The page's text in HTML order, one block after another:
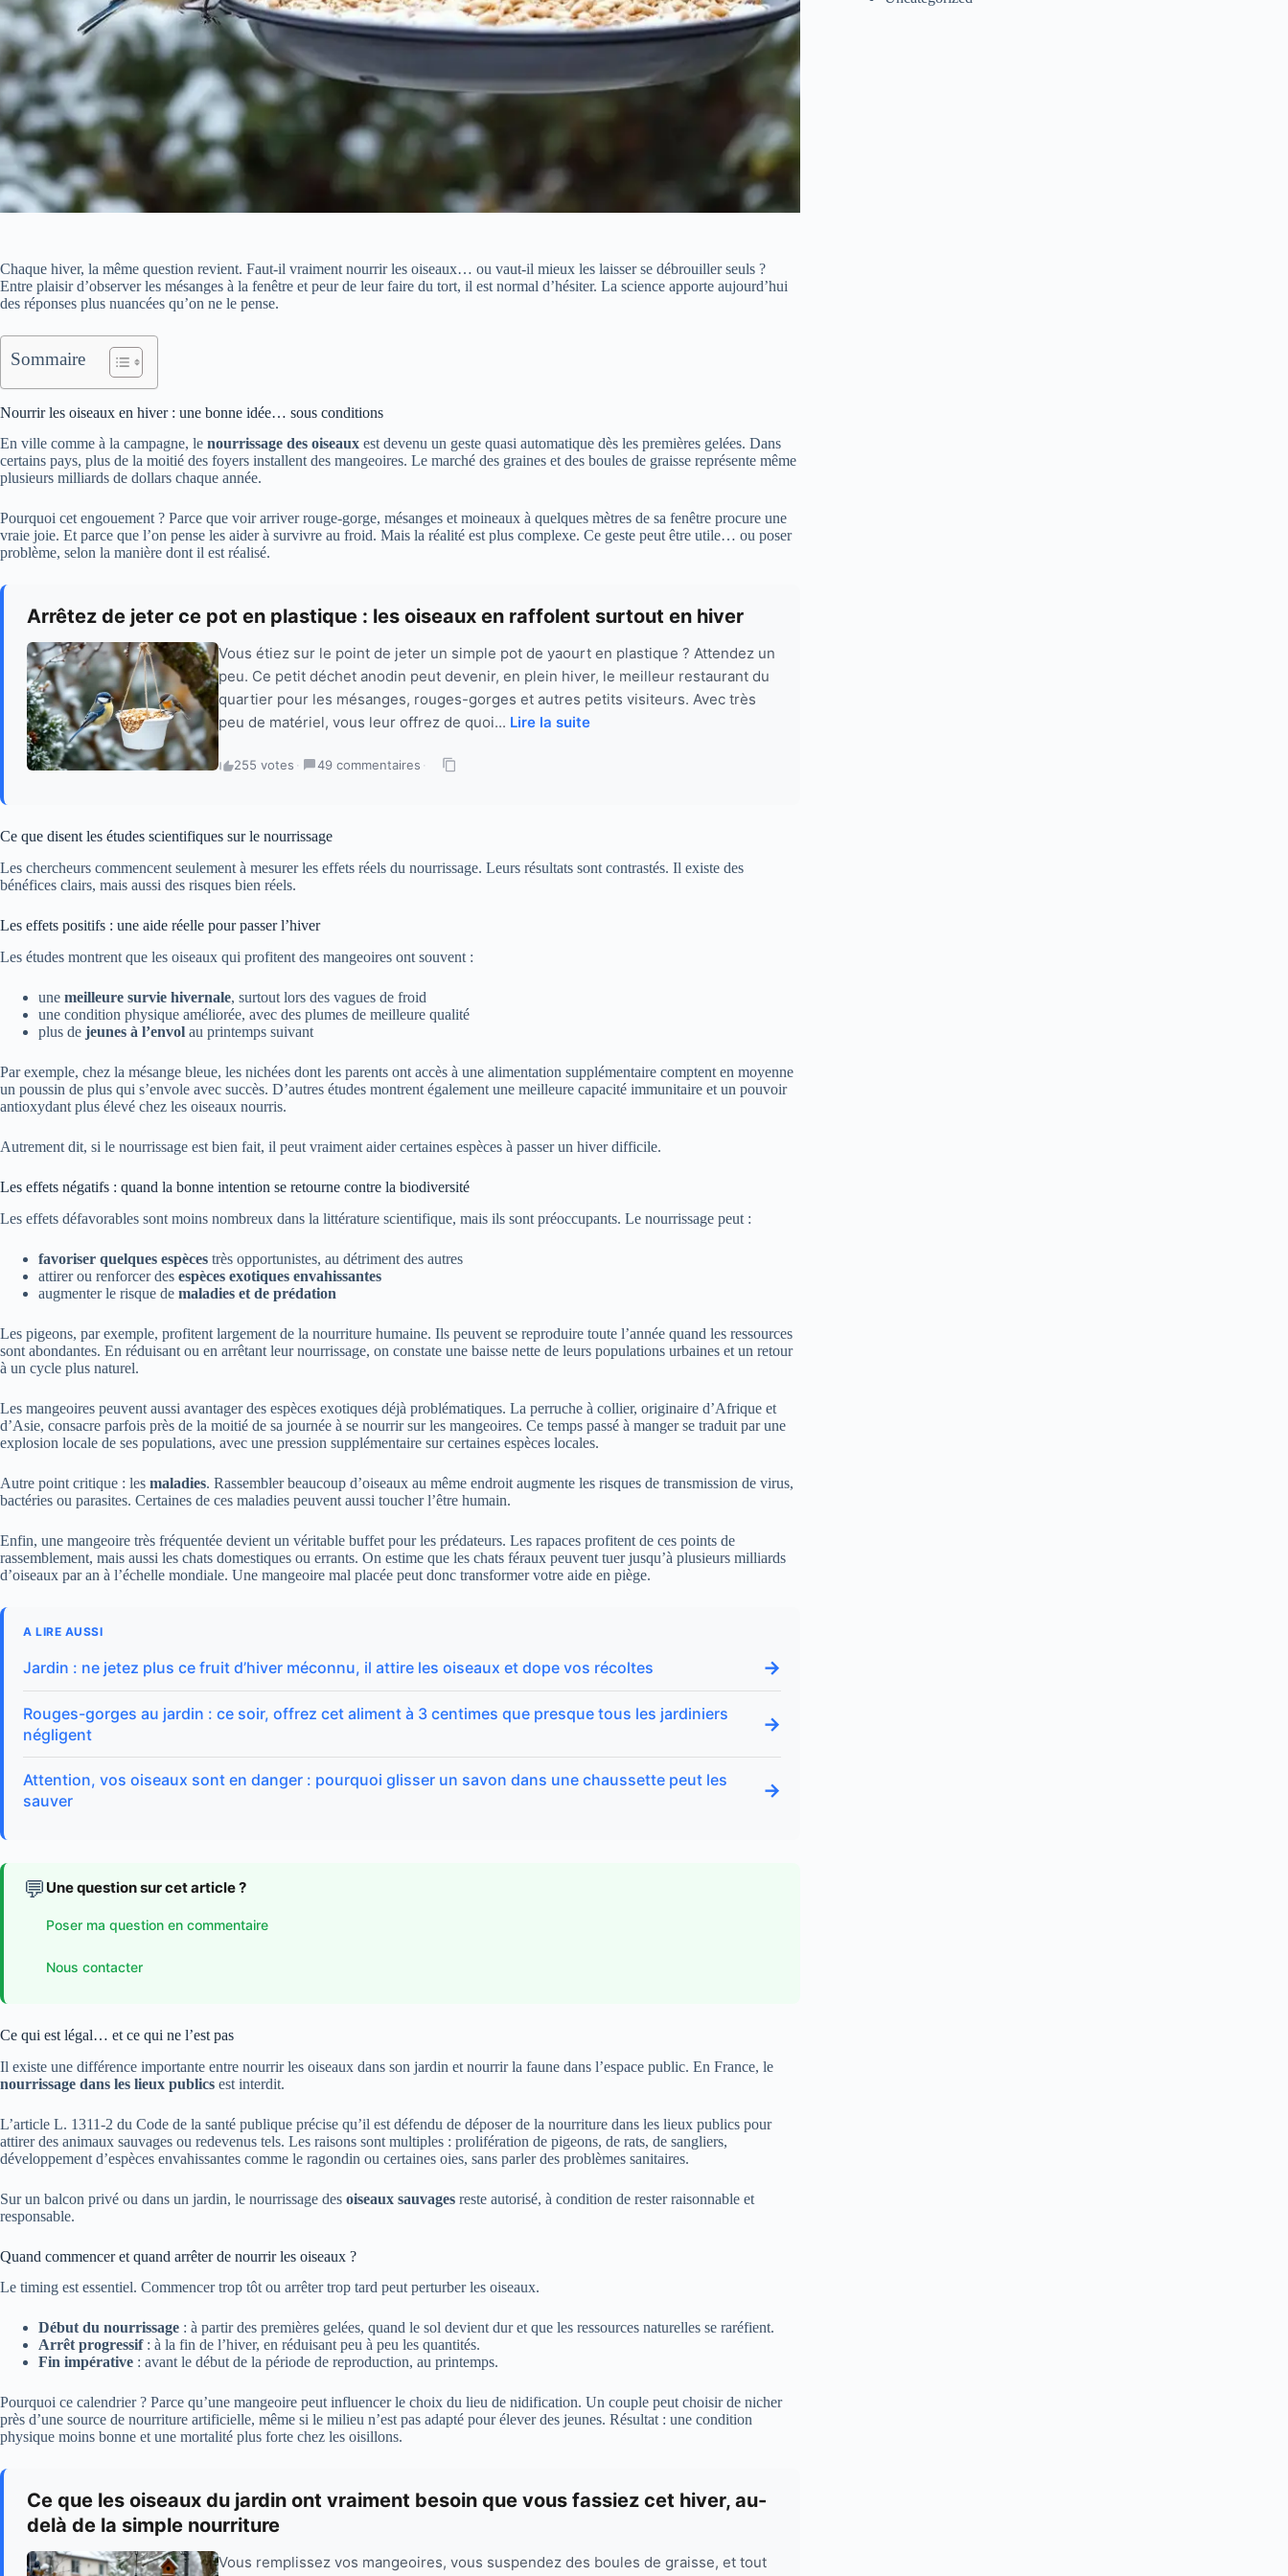
Chaque hiver, la même question revient. Faut-il vraiment nourrir les oiseaux… ou vaut-il mieux les laisser se débrouiller seuls ?
Entre plaisir d’observer les mésanges à la fenêtre et peur de leur faire du tort, il est normal d’hésiter. La science apporte aujourd’hui
des réponses plus nuancées qu’on ne le pense.
Sommaire
Nourrir les oiseaux en hiver : une bonne idée… sous conditions
En ville comme à la campagne, le nourrissage des oiseaux est devenu un geste quasi automatique dès les premières gelées. Dans
certains pays, plus de la moitié des foyers installent des mangeoires. Le marché des graines et des boules de graisse représente même
plusieurs milliards de dollars chaque année.
Pourquoi cet engouement ? Parce que voir arriver rouge-gorge, mésanges et moineaux à quelques mètres de sa fenêtre procure une
vraie joie. Et parce que l’on pense les aider à survivre au froid. Mais la réalité est plus complexe. Ce geste peut être utile… ou poser
problème, selon la manière dont il est réalisé.
Arrêtez de jeter ce pot en plastique : les oiseaux en raffolent surtout en hiver
Vous étiez sur le point de jeter un simple pot de yaourt en plastique ? Attendez un
peu. Ce petit déchet anodin peut devenir, en plein hiver, le meilleur restaurant du
quartier pour les mésanges, rouges-gorges et autres petits visiteurs. Avec très
peu de matériel, vous leur offrez de quoi... Lire la suite
255 votes · 49 commentaires ·
Ce que disent les études scientifiques sur le nourrissage
Les chercheurs commencent seulement à mesurer les effets réels du nourrissage. Leurs résultats sont contrastés. Il existe des
bénéfices clairs, mais aussi des risques bien réels.
Les effets positifs : une aide réelle pour passer l’hiver
Les études montrent que les oiseaux qui profitent des mangeoires ont souvent :
une meilleure survie hivernale, surtout lors des vagues de froid
une condition physique améliorée, avec des plumes de meilleure qualité
plus de jeunes à l’envol au printemps suivant
Par exemple, chez la mésange bleue, les nichées dont les parents ont accès à une alimentation supplémentaire comptent en moyenne
un poussin de plus qui s’envole avec succès. D’autres études montrent également une meilleure capacité immunitaire et un pouvoir
antioxydant plus élevé chez les oiseaux nourris.
Autrement dit, si le nourrissage est bien fait, il peut vraiment aider certaines espèces à passer un hiver difficile.
Les effets négatifs : quand la bonne intention se retourne contre la biodiversité
Les effets défavorables sont moins nombreux dans la littérature scientifique, mais ils sont préoccupants. Le nourrissage peut :
favoriser quelques espèces très opportunistes, au détriment des autres
attirer ou renforcer des espèces exotiques envahissantes
augmenter le risque de maladies et de prédation
Les pigeons, par exemple, profitent largement de la nourriture humaine. Ils peuvent se reproduire toute l’année quand les ressources
sont abondantes. En réduisant ou en arrêtant leur nourrissage, on constate une baisse nette de leurs populations urbaines et un retour
à un cycle plus naturel.
Les mangeoires peuvent aussi avantager des espèces exotiques déjà problématiques. La perruche à collier, originaire d’Afrique et
d’Asie, consacre parfois près de la moitié de sa journée à se nourrir sur les mangeoires. Ce temps passé à manger se traduit par une
explosion locale de ses populations, avec une pression supplémentaire sur certaines espèces locales.
Autre point critique : les maladies. Rassembler beaucoup d’oiseaux au même endroit augmente les risques de transmission de virus,
bactéries ou parasites. Certaines de ces maladies peuvent aussi toucher l’être humain.
Enfin, une mangeoire très fréquentée devient un véritable buffet pour les prédateurs. Les rapaces profitent de ces points de
rassemblement, mais aussi les chats domestiques ou errants. On estime que les chats féraux peuvent tuer jusqu’à plusieurs milliards
d’oiseaux par an à l’échelle mondiale. Une mangeoire mal placée peut donc transformer votre aide en piège.
A LIRE AUSSI
Jardin : ne jetez plus ce fruit d’hiver méconnu, il attire les oiseaux et dope vos récoltes →
Rouges-gorges au jardin : ce soir, offrez cet aliment à 3 centimes que presque tous les jardiniers
négligent
→
Attention, vos oiseaux sont en danger : pourquoi glisser un savon dans une chaussette peut les
sauver
→
💬 Une question sur cet article ?
Poser ma question en commentaire
Nous contacter
Ce qui est légal… et ce qui ne l’est pas
Il existe une différence importante entre nourrir les oiseaux dans son jardin et nourrir la faune dans l’espace public. En France, le
nourrissage dans les lieux publics est interdit.
L’article L. 1311-2 du Code de la santé publique précise qu’il est défendu de déposer de la nourriture dans les lieux publics pour
attirer des animaux sauvages ou redevenus tels. Les raisons sont multiples : prolifération de pigeons, de rats, de sangliers,
développement d’espèces envahissantes comme le ragondin ou certaines oies, sans parler des problèmes sanitaires.
Sur un balcon privé ou dans un jardin, le nourrissage des oiseaux sauvages reste autorisé, à condition de rester raisonnable et
responsable.
Quand commencer et quand arrêter de nourrir les oiseaux ?
Le timing est essentiel. Commencer trop tôt ou arrêter trop tard peut perturber les oiseaux.
Début du nourrissage : à partir des premières gelées, quand le sol devient dur et que les ressources naturelles se raréfient.
Arrêt progressif: à la fin de l’hiver, en réduisant peu à peu les quantités.
Fin impérative : avant le début de la période de reproduction, au printemps.
Pourquoi ce calendrier ? Parce qu’une mangeoire peut influencer le choix du lieu de nidification. Un couple peut choisir de nicher
près d’une source de nourriture artificielle, même si le milieu n’est pas adapté pour élever des jeunes. Résultat : une condition
physique moins bonne et une mortalité plus forte chez les oisillons.
Ce que les oiseaux du jardin ont vraiment besoin que vous fassiez cet hiver, au-
delà de la simple nourriture
Vous remplissez vos mangeoires, vous suspendez des boules de graisse, et tout